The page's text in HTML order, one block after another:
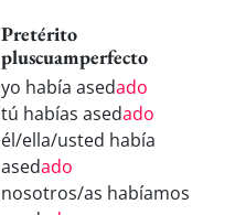
Pretérito
pluscuamperfecto
yo había asedado
tú habías asedado
él/ella/usted había
asedado
nosotros/as habíamos